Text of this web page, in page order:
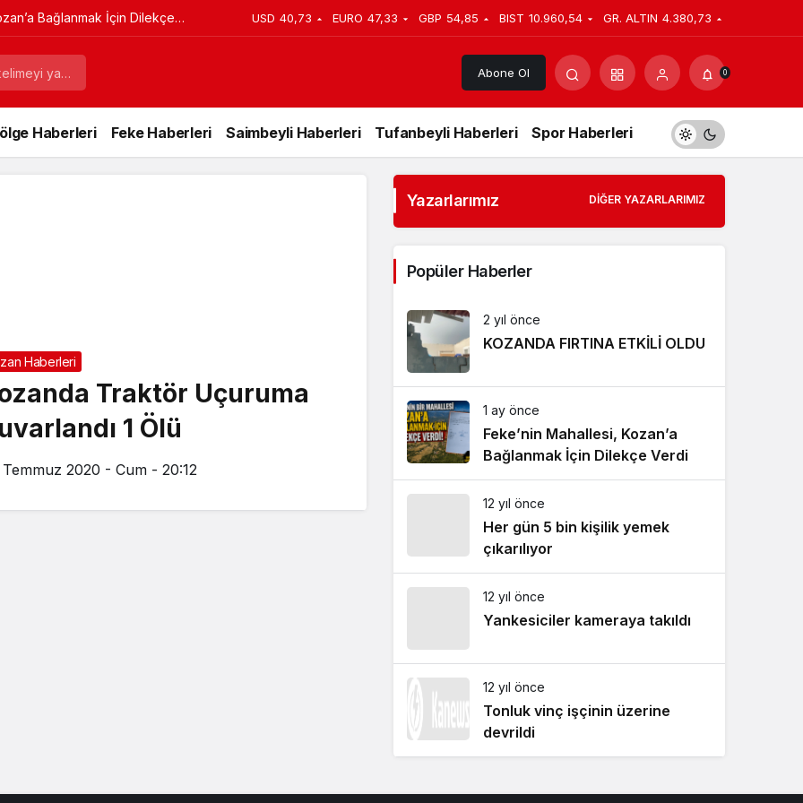
Bağlanmak İçin Dilekçe USD 40,73 EURO 47,33 GBP 54,85 BIST 10.960,54 GR. ALTIN 4.380,73
Abone Ol 0
Haberleri Feke Haberleri Saimbeyli Haberleri Tufanbeyli Haberleri Spor Haberleri
Haberleri
Traktör Uçuruma
1 Ölü
2020 - Cum - 20:12
Yazarlarımız DIĞER YAZARLARIMIZ
Popüler Haberler
2 yıl önce
KOZANDA FIRTINA ETKİLİ OLDU
1 ay önce
Feke’nin Mahallesi, Kozan’a
Bağlanmak İçin Dilekçe Verdi
12 yıl önce
Her gün 5 bin kişilik yemek
çıkarılıyor
12 yıl önce
Yankesiciler kameraya takıldı
12 yıl önce
Tonluk vinç işçinin üzerine
devrildi